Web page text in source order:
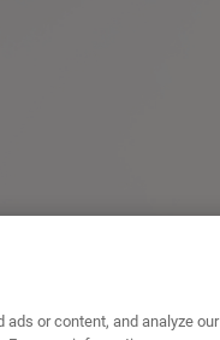
or content, and analyze our